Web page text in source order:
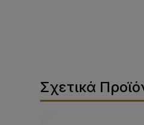
Σχετικά